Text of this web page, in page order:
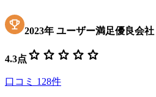
2023年 ユーザー満足優良会社
4.3点 star star star star star
口コミ 128件